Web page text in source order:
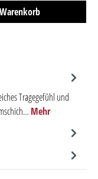
Wert ein oder
Tragegefühl und
Mehr